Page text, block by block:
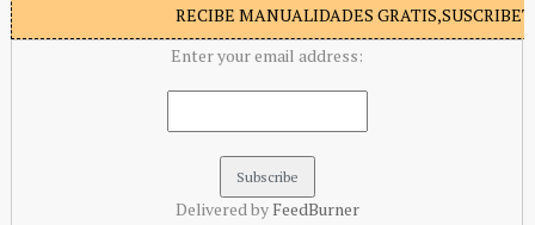
RECIBE MANUALIDADES
Enter your email address:
Delivered by FeedBurner